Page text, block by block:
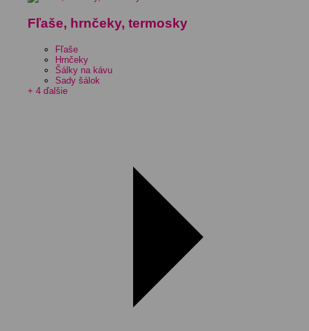
Fľaše, hrnčeky, termosky
Fľaše
Hrnčeky
Šálky na kávu
Sady šálok
+ 4 ďalšie